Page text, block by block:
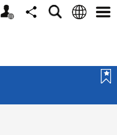
個
分
搜
語
選